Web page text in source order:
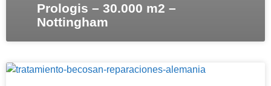
Prologis – 30.000 m2 –
Nottingham